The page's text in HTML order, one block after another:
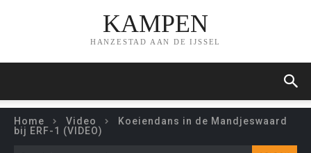
KAMPEN
HANZESTAD AAN DE IJSSEL
Home Video
Koeiendans in de Mandjeswaard
bij ERF-1 (VIDEO)